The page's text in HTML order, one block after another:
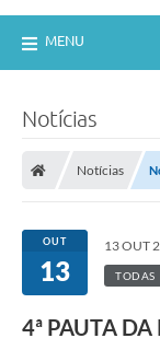
MENU
Notícias
Notícias
OUT
13
13 OUT
TODAS
4ª PAUTA